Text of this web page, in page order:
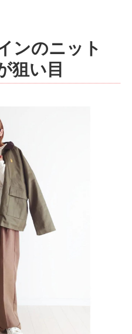
ンのニット
狙い目